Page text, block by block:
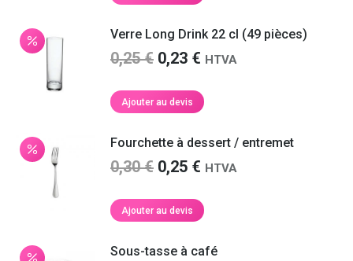
Verre Long Drink 22 cl (49 pièces)
0,25€ Le
initial
0,25 €.
0,23 € Le
actuel
0,23 €.
HTVA
Ajouter au devis
Fourchette à dessert / entremet
0,30€ Le
initial
0,30 €.
0,25 € Le
actuel
0,25 €.
HTVA
Ajouter au devis
Sous-tasse à café